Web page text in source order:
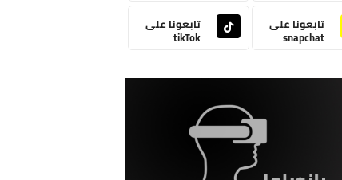
تابعونا على
snapchat
تابعونا على
tikTok